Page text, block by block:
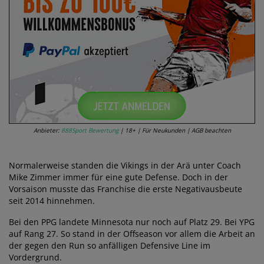
Anbieter: 888Sport Bewertung| 18+ | Für Neukunden | AGB beachten
Normalerweise standen die Vikings in der Arä unter Coach
Mike Zimmer immer für eine gute Defense. Doch in der
Vorsaison musste das Franchise die erste Negativausbeute
seit 2014 hinnehmen.
Bei den PPG landete Minnesota nur noch auf Platz 29. Bei YPG
auf Rang 27. So stand in der Offseason vor allem die Arbeit an
der gegen den Run so anfälligen Defensive Line im
Vordergrund.